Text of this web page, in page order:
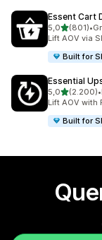
Essent Cart
5,0de 5(801)
801 total de•
Lift AOV via
Built for
Essential
5,0de 5(2.200)
2200 total de•
Lift AOV with
Built for